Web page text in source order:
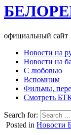
официальный сайт
Новости на
Новости на
С любовью
Вспомним
Фильмы,
Смотреть
Search for:
Posted in Новости